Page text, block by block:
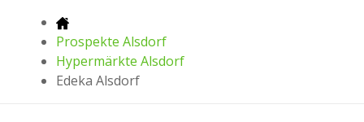
Prospekte Alsdorf
Hypermärkte Alsdorf
Edeka Alsdorf